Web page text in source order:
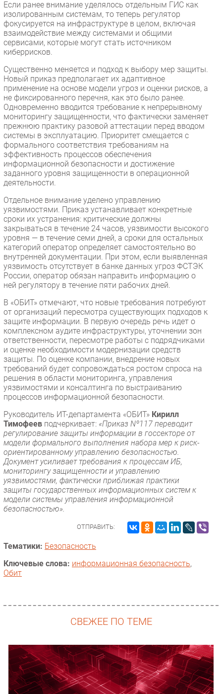
РАЗДЕЛЫ
Новости
Аналитика
Мероприятия
Проекты
IT класс
Тестовый стенд
Каталог компаний
Если ранее внимание уделялось отдельным ГИС как
изолированным системам, то теперь регулятор
фокусируется на инфраструктуре в целом, включая
взаимодействие между системами и общими
сервисами, которые могут стать источником
киберрисков.
Существенно меняется и подход к выбору мер защиты.
Новый приказ предполагает их адаптивное
применение на основе модели угроз и оценки рисков, а
не фиксированного перечня, как это было ранее.
Одновременно вводится требование к непрерывному
мониторингу защищенности, что фактически заменяет
прежнюю практику разовой аттестации перед вводом
системы в эксплуатацию. Приоритет смещается с
формального соответствия требованиям на
эффективность процессов обеспечения
информационной безопасности и достижение
заданного уровня защищенности в операционной
деятельности.
Отдельное внимание уделено управлению
уязвимостями. Приказ устанавливает конкретные
сроки их устранения: критические должны
закрываться в течение 24 часов, уязвимости высокого
уровня — в течение семи дней, а сроки для остальных
категорий оператор определяет самостоятельно во
внутренней документации. При этом, если выявленная
уязвимость отсутствует в банке данных угроз ФСТЭК
России, оператор обязан направить информацию о
ней регулятору в течение пяти рабочих дней.
В «ОБИТ» отмечают, что новые требования потребуют
от организаций пересмотра существующих подходов к
защите информации. В первую очередь речь идет о
комплексном аудите инфраструктуры, уточнении зон
ответственности, пересмотре работы с подрядчиками
и оценке необходимости модернизации средств
защиты. По оценке компании, внедрение новых
требований будет сопровождаться ростом спроса на
решения в области мониторинга, управления
уязвимостями и консалтинга по выстраиванию
процессов информационной безопасности.
Руководитель ИТ-департамента «ОБИТ» Кирилл
Тимофеев подчеркивает: «Приказ Nº117 переводит
регулирование защиты информации в госсекторе от
модели формального выполнения набора мер к риск-
ориентированному управлению безопасностью.
Документ усиливает требования к процессам ИБ,
мониторингу защищенности и управлению
уязвимостями, фактически приближая практики
защиты государственных информационных систем к
модели системы управления информационной
безопасностью».
ОТПРАВИТЬ:
Тематики: Безопасность
Ключевые слова: информационная безопасность,
Обит
СВЕЖЕЕ ПО ТЕМЕ